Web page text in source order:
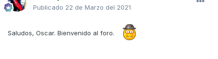
Publicado 22 de Marzo del 2021
Saludos, Oscar. Bienvenido al foro.